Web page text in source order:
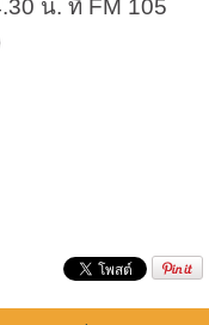
น. ที่ FM 105